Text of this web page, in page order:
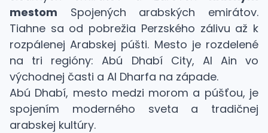
mestom Spojených arabských emirátov.
Tiahne sa od pobrežia Perzského zálivu až k
rozpálenej Arabskej púšti. Mesto je rozdelené
na tri regióny: Abú Dhabí City, Al Ain vo
východnej časti a Al Dharfa na západe.
Abú Dhabí, mesto medzi morom a púšťou, je
spojením moderného sveta a tradičnej
arabskej kultúry.